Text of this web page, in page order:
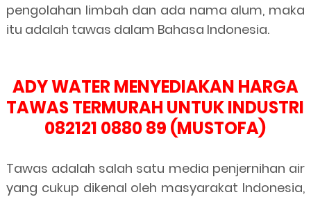
pengolahan limbah dan ada nama alum, maka
itu adalah tawas dalam Bahasa Indonesia.
ADY WATER MENYEDIAKAN HARGA
TAWAS TERMURAH UNTUK INDUSTRI
082121 0880 89 (MUSTOFA)
Tawas adalah salah satu media penjernihan air
yang cukup dikenal oleh masyarakat Indonesia,